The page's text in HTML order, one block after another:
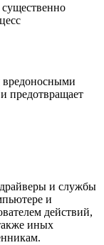
вредоносными
предотвращает
и службы
и
действий,
иных